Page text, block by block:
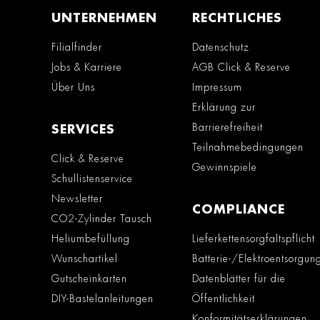
UNTERNEHMEN
Filialfinder
Jobs & Karriere
Über Uns
SERVICES
Click & Reserve
Schullistenservice
Newsletter
CO2-Zylinder Tausch
Heliumbefüllung
Wunschartikel
Gutscheinkarten
DIY-Bastelanleitungen
RECHTLICHES
Datenschutz
AGB Click & Reserve
Impressum
Erklärung zur
Barrierefreiheit
Teilnahmebedingungen
Gewinnspiele
COMPLIANCE
Lieferkettensorgfaltspflicht
Batterie-/Elektroentsorgung
Datenblätter für die
Öffentlichkeit